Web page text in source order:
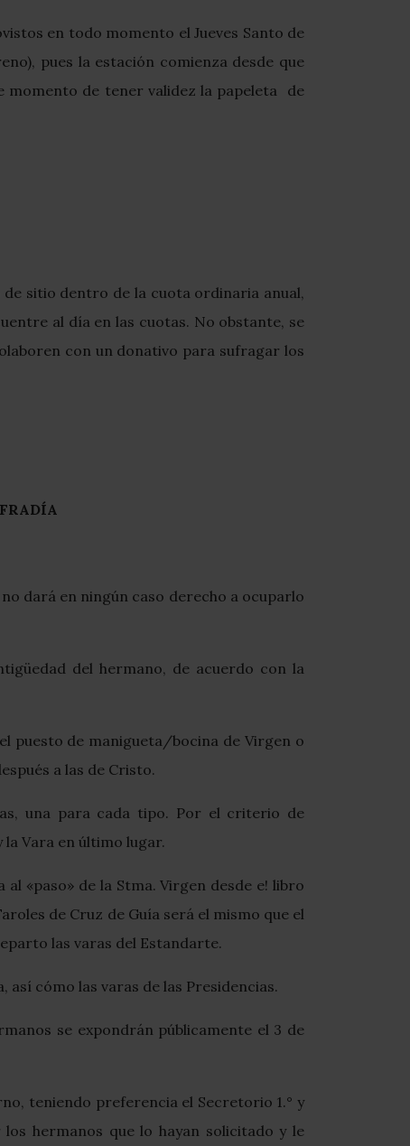
en todo momento el Jueves Santo de
pues la estación comienza desde que
momento de tener validez la papeleta de
sitio dentro de la cuota ordinaria anual,
al día en las cuotas. No obstante, se
con un donativo para sufragar los
dará en ningún caso derecho a ocuparlo
del hermano, de acuerdo con la
puesto de manigueta/bocina de Virgen o
a las de Cristo.
una para cada tipo. Por el criterio de
Vara en último lugar.
«paso» de la Stma. Virgen desde e! libro
de Cruz de Guía será el mismo que el
las varas del Estandarte.
cómo las varas de las Presidencias.
se expondrán públicamente el 3 de
teniendo preferencia el Secretorio 1.° y
hermanos que lo hayan solicitado y le